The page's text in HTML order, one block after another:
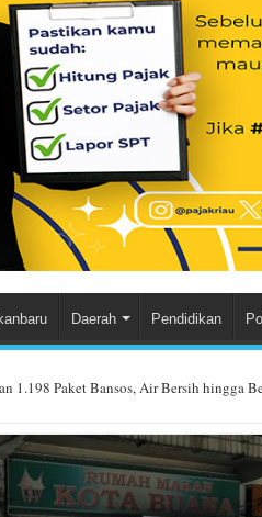
Daerah Pendidikan
1.198 Paket Bansos, Air Bersih hingga